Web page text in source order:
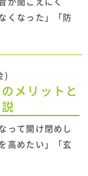
が聞こえにく
くなった」「防
)
メリットと
って開け閉めし
高めたい」「玄